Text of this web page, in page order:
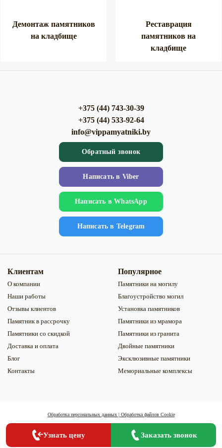
Демонтаж памятников
на кладбище
Реставрация
памятников на
кладбище
+375 (44) 743-30-39
+375 (44) 533-92-64
info@vippamyatniki.by
Обратный звонок
Напиcать в Viber
Напиcать в WhatsApp
Напиcать в Telegram
Клиентам
О компании
Наши работы
Отзывы клиентов
Памятник в рассрочку
Памятники со скидкой
Доставка и оплата
Блог
Контакты
Популярное
Памятники на могилу
Благоустройство могил
Установка памятников
Памятники из мрамора
Памятники из гранита
Двойные памятники
Эксклюзивные памятники
Мемориальные комплексы
Обработка персональных данных| Обработка файлов Сookie
характер. Изображения товаров могут отличаться от реальных.
Узнать цену Заказать звонок